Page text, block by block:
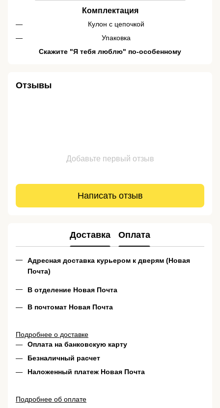
Комплектация
Кулон с цепочкой
Упаковка
Скажите "Я тебя люблю" по-особенному
Отзывы
Добавьте первый отзыв
Написать отзыв
Доставка Оплата
Адресная доставка курьером к дверям (Новая
Почта)
В отделение Новая Почта
В почтомат Новая Почта
Подробнее о доставке
Оплата на банковскую карту
Безналичный расчет
Наложенный платеж Новая Почта
Подробнее об оплате